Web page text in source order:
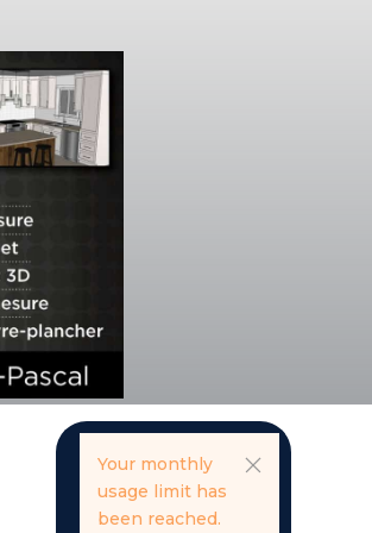
Your monthly
usage limit has
been reached.